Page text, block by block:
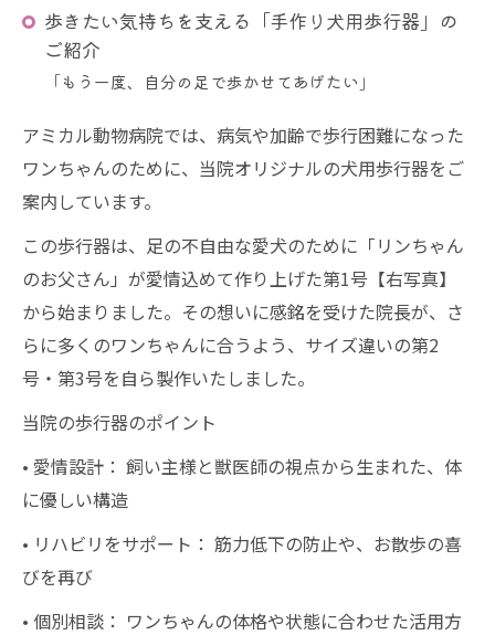
歩きたい気持ちを支える「手作り犬用歩行器」の
ご紹介
「もう一度、自分の足で歩かせてあげたい」
アミカル動物病院では、病気や加齢で歩行困難になった
ワンちゃんのために、当院オリジナルの犬用歩行器をご
案内しています。
この歩行器は、足の不自由な愛犬のために「リンちゃん
のお父さん」が愛情込めて作り上げた第1号【右写真】
から始まりました。その想いに感銘を受けた院長が、さ
らに多くのワンちゃんに合うよう、サイズ違いの第2
号・第3号を自ら製作いたしました。
当院の歩行器のポイント
• 愛情設計： 飼い主様と獣医師の視点から生まれた、体
に優しい構造
• リハビリをサポート： 筋力低下の防止や、お散歩の喜
びを再び
• 個別相談： ワンちゃんの体格や状態に合わせた活用方